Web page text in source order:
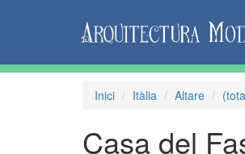
Inici Itàlia Altare
Casa del